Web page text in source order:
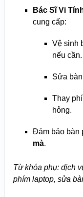
Bác Sĩ Vi
cung cấp:
Vệ sinh
nếu cần.
Sửa
Thay
hỏng.
Đảm bảo bàn
mà.
Từ khóa phụ: dịch
phím laptop, sửa